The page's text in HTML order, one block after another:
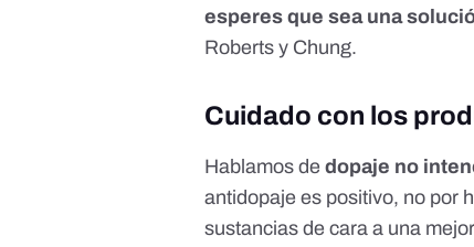
esperes que sea una
Roberts y Chung.
Cuidado con los
Hablamos dedopaje no
antidopaje es positivo, no por
sustancias de cara a una